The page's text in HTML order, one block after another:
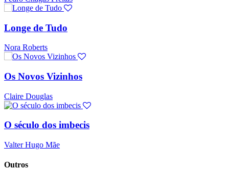
Longe de Tudo
Nora Roberts
Os Novos Vizinhos
Claire Douglas
O século dos imbecis
Valter Hugo Mãe
Outros